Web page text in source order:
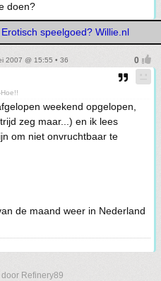
doen?
Erotisch speelgoed? Willie.nl
2007 @ 15:55 • 36
weekend opgelopen,
zeg maar...) en ik lees
om niet onvruchtbaar te
de maand weer in Nederland
Refinery89